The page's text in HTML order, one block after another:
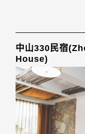
中山330民宿
House)